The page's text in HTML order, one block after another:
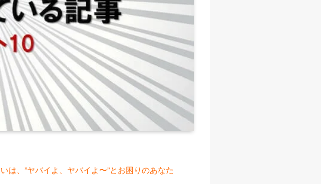
は、”ヤバイよ、ヤバイよ〜”とお困りのあなた